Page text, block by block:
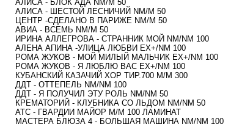
АЛИСА - БЛОК АДА NM/M 50
АЛИСА - ШЕСТОЙ ЛЕСНИЧИЙ NM/M 50
ЦЕНТР -СДЕЛАНО В ПАРИЖЕ NM/M 50
АВИА - ВСЕМЬ NM/M 50
ИРИНА АЛЛЕГРОВА - СТРАННИК МОЙ NM/NM 100
АЛЕНА АПИНА -УЛИЦА ЛЮБВИ EX+/NM 100
РОМА ЖУКОВ - МОЙ МИЛЫЙ МАЛЬЧИК EX+/NM 100
РОМА ЖУКОВ - Я ЛЮБЛЮ ВАС EX+/NM 100
КУБАНСКИЙ КАЗАЧИЙ ХОР ТИР.700 M/M 300
ДДТ - ОТТЕПЕЛЬ NM/NM 100
ДДТ - Я ПОЛУЧИЛ ЭТУ РОЛЬ NM/NM 50
КРЕМАТОРИЙ - КЛУБНИКА СО ЛЬДОМ NM/NM 50
АТС - ГВАРДИИ МАЙОР M/M 100 ЛАМИНАТ
МАСТЕРА БЛЮЗА 4 - БОЛЬШАЯ МАШИНА NM/NM 100